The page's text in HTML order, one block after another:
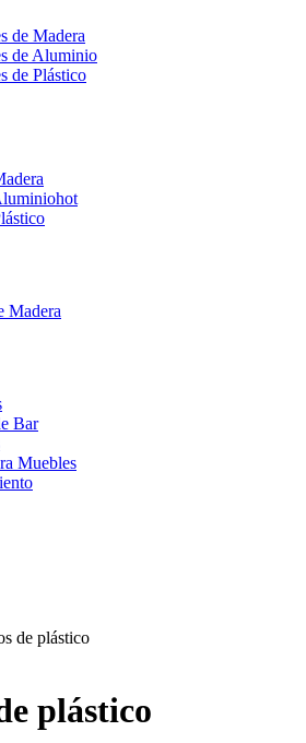
de Madera
de Aluminio
de Plástico
hot
Madera
Bar
Muebles
de plástico
plástico